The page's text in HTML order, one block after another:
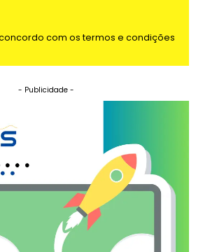
com os termos e condições
- Publicidade -